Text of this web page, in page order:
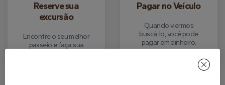
Reserve sua
excursão
Encontre o seu melhor
passeio e faça sua
Pagar no Veículo
Quando viermos
buscá-lo, você pode
pagar em dinheiro.